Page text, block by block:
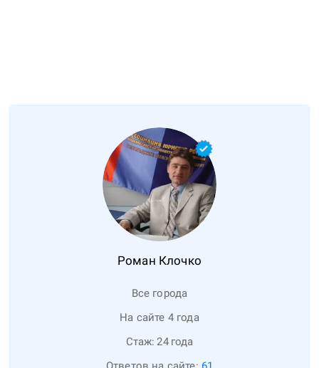
Роман Клочко
Все города
На сайте 4 года
Стаж: 24 года